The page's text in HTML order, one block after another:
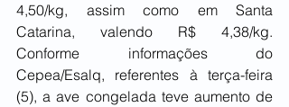
4,50/kg, assim como em Santa
Catarina, valendo R$ 4,38/kg.
Conforme informações do
Cepea/Esalq, referentes à terça-feira
(5), a ave congelada teve aumento de